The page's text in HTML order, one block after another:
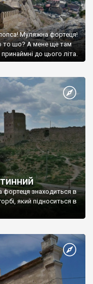
Муляжна фортеця!
то шо? А мене ще там
до цього літа.
фортеця знаходиться в
який підноситься в